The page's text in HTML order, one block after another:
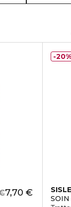
7,70 €
SOIN
20%